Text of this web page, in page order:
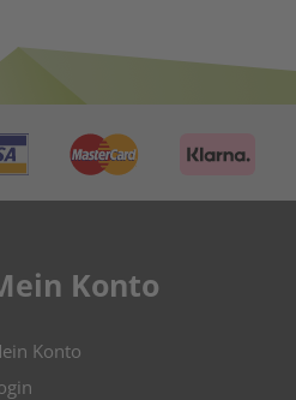
Konto
Konto